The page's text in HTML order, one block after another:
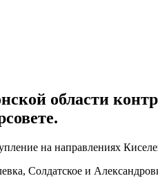
области
на направлениях
Солдатское и